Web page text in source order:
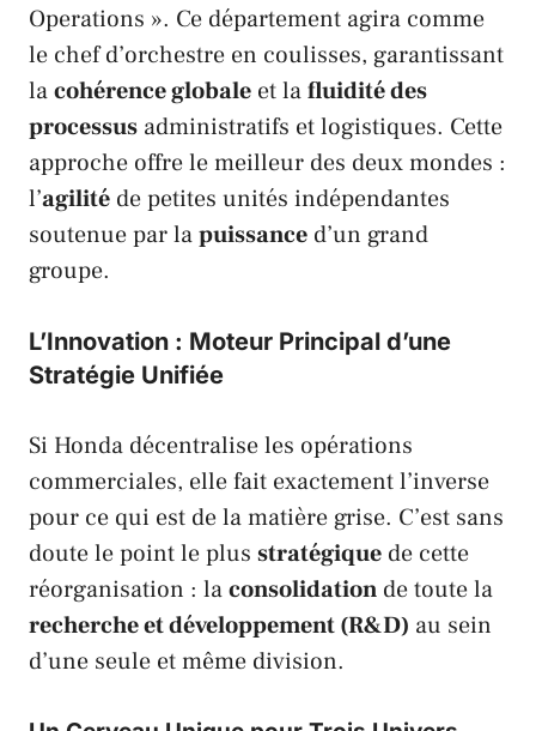
Operations ». Ce département agira comme
le chef d’orchestre en coulisses, garantissant
lacohérence globale et lafluidité des
processus administratifs et logistiques. Cette
approche offre le meilleur des deux mondes :
l’agilité de petites unités indépendantes
soutenue par lapuissance d’un grand
groupe.
L’Innovation : Moteur Principal d’une
Stratégie Unifiée
Si Honda décentralise les opérations
commerciales, elle fait exactement l’inverse
pour ce qui est de la matière grise. C’est sans
doute le point le plus stratégique de cette
réorganisation : laconsolidation de toute la
recherche et développement (R&D) au sein
d’une seule et même division.